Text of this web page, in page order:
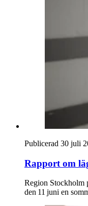
Publicerad 30 juli
Rapport om
Region Stockholm
den 11 juni en